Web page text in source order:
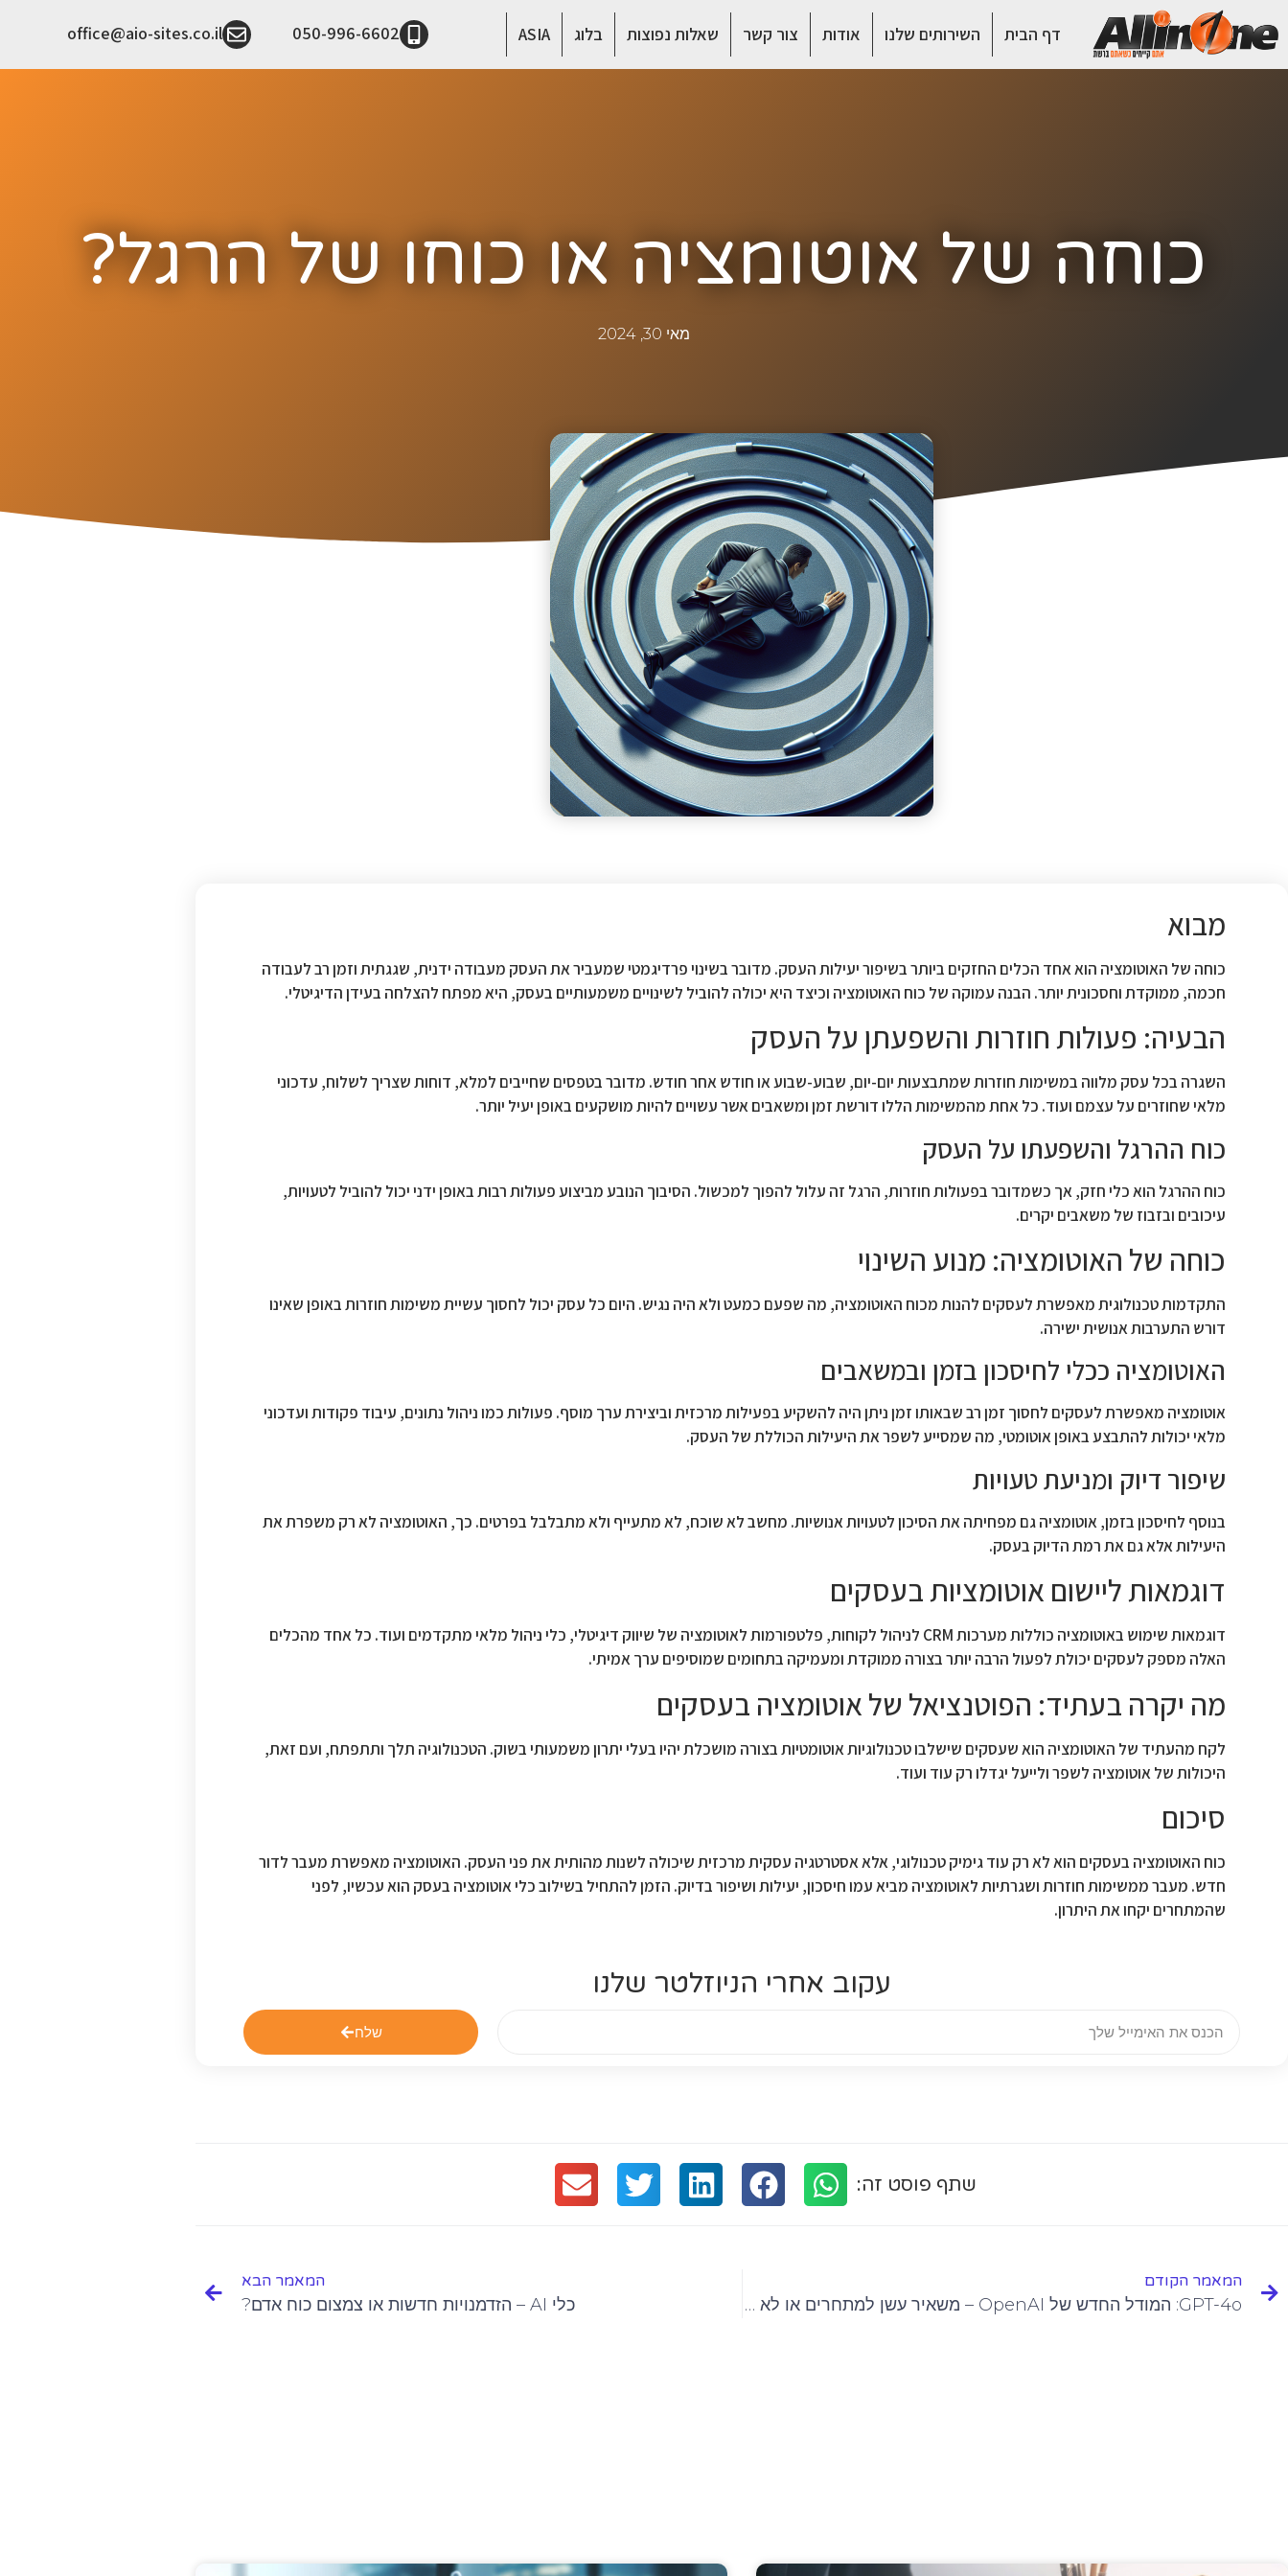
דף הבית השירותים שלנו אודות צור קשר שאלות נפוצות בלוג ASIA
050-996-6602
office@aio-sites.co.il
כוחה של אוטומציה או כוחו של הרגל?
מאי 30, 2024
מבוא
כוחה של האוטומציה הוא אחד הכלים החזקים ביותר בשיפור יעילות העסק. מדובר בשינוי פרדיגמטי שמעביר את העסק מעבודה ידנית, שגגתית וזמן רב לעבודה
חכמה, ממוקדת וחסכונית יותר. הבנה עמוקה של כוח האוטומציה וכיצד היא יכולה להוביל לשינויים משמעותיים בעסק, היא מפתח להצלחה בעידן הדיגיטלי.
הבעיה: פעולות חוזרות והשפעתן על העסק
השגרה בכל עסק מלווה במשימות חוזרות שמתבצעות יום-יום, שבוע-שבוע או חודש אחר חודש. מדובר בטפסים שחייבים למלא, דוחות שצריך לשלוח, עדכוני
מלאי שחוזרים על עצמם ועוד. כל אחת מהמשימות הללו דורשת זמן ומשאבים אשר עשויים להיות מושקעים באופן יעיל יותר.
כוח ההרגל והשפעתו על העסק
כוח ההרגל הוא כלי חזק, אך כשמדובר בפעולות חוזרות, הרגל זה עלול להפוך למכשול. הסיבוך הנובע מביצוע פעולות רבות באופן ידני יכול להוביל לטעויות,
עיכובים ובזבוז של משאבים יקרים.
כוחה של האוטומציה: מנוע השינוי
התקדמות טכנולוגית מאפשרת לעסקים להנות מכוח האוטומציה, מה שפעם כמעט ולא היה נגיש. היום כל עסק יכול לחסוך עשיית משימות חוזרות באופן שאינו
דורש התערבות אנושית ישירה.
האוטומציה ככלי לחיסכון בזמן ובמשאבים
אוטומציה מאפשרת לעסקים לחסוך זמן רב שבאותו זמן ניתן היה להשקיע בפעילות מרכזית וביצירת ערך מוסף. פעולות כמו ניהול נתונים, עיבוד פקודות ועדכוני
מלאי יכולות להתבצע באופן אוטומטי, מה שמסייע לשפר את היעילות הכוללת של העסק.
שיפור דיוק ומניעת טעויות
בנוסף לחיסכון בזמן, אוטומציה גם מפחיתה את הסיכון לטעויות אנושיות. מחשב לא שוכח, לא מתעייף ולא מתבלבל בפרטים. כך, האוטומציה לא רק משפרת את
היעילות אלא גם את רמת הדיוק בעסק.
דוגמאות ליישום אוטומציות בעסקים
דוגמאות שימוש באוטומציה כוללות מערכות CRM לניהול לקוחות, פלטפורמות לאוטומציה של שיווק דיגיטלי, כלי ניהול מלאי מתקדמים ועוד. כל אחד מהכלים
האלה מספק לעסקים יכולת לפעול הרבה יותר בצורה ממוקדת ומעמיקה בתחומים שמוסיפים ערך אמיתי.
מה יקרה בעתיד: הפוטנציאל של אוטומציה בעסקים
לקח מהעתיד של האוטומציה הוא שעסקים שישלבו טכנולוגיות אוטומטיות בצורה מושכלת יהיו בעלי יתרון משמעותי בשוק. הטכנולוגיה תלך ותתפתח, ועם זאת,
היכולות של אוטומציה לשפר ולייעל יגדלו רק עוד ועוד.
סיכום
כוח האוטומציה בעסקים הוא לא רק עוד גימיק טכנולוגי, אלא אסטרטגיה עסקית מרכזית שיכולה לשנות מהותית את פני העסק. האוטומציה מאפשרת מעבר לדור
חדש. מעבר ממשימות חוזרות ושגרתיות לאוטומציה מביא עמו חיסכון, יעילות ושיפור בדיוק. הזמן להתחיל בשילוב כלי אוטומציה בעסק הוא עכשיו, לפני
שהמתחרים יקחו את היתרון.
עקוב אחרי הניוזלטר שלנו
שלח
שתף פוסט זה:
המאמר הקודם
GPT-4o: המודל החדש של OpenAI – משאיר עשן למתחרים או לא כל כך?
המאמר הבא
כלי AI – הזדמנויות חדשות או צמצום כוח אדם?